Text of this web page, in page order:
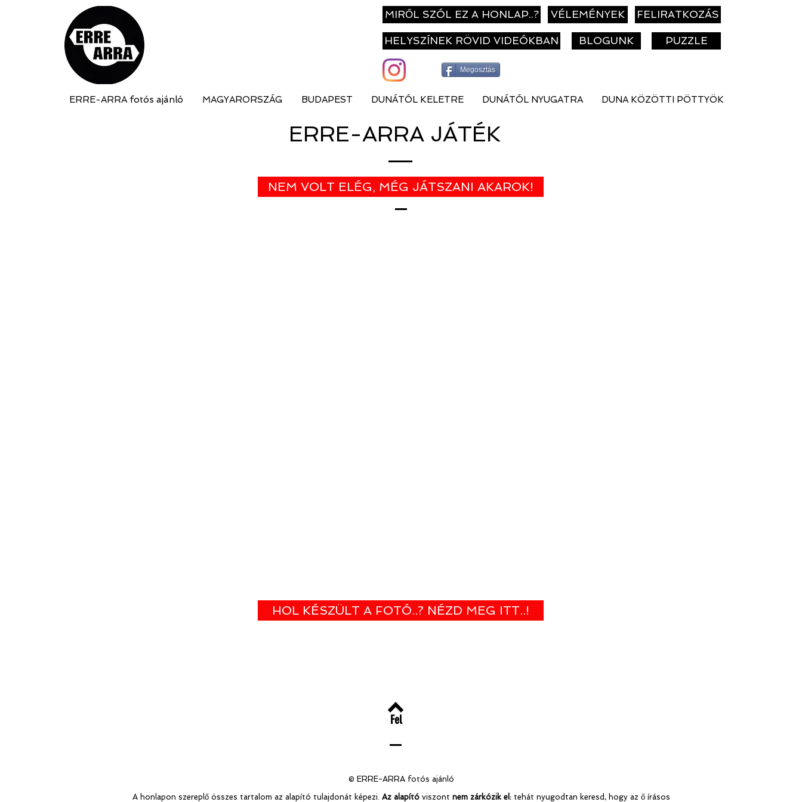
MIRŐL SZÓL EZ A HONLAP..? VÉLEMÉNYEK FELIRATKOZÁS
HELYSZÍNEK RÖVID VIDEÓKBAN BLOGUNK PUZZLE
Megosztás
ERRE-ARRA fotós ajánló MAGYARORSZÁG BUDAPEST DUNÁTÓL KELETRE DUNÁTÓL NYUGATRA DUNA KÖZÖTTI PÖTTYÖK
ERRE-ARRA JÁTÉK
NEM VOLT ELÉG, MÉG JÁTSZANI AKAROK!
HOL KÉSZÜLT A FOTÓ..? NÉZD MEG ITT..!
Fel
© ERRE-ARRA fotós ajánló
A honlapon szereplő összes tartalom az alapító tulajdonát képezi. Az alapítóviszont nem zárkózik el:tehát nyugodtan keresd, hogy az ő írásos